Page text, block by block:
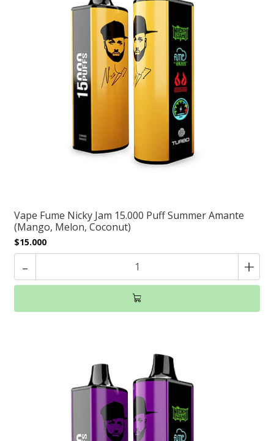
Vape Fume Nicky Jam 15.000 Puff Summer Amante
(Mango, Melon, Coconut)
$15.000
- +